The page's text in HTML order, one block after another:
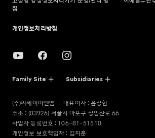
침
개인정보처리방침
Family Site Subsidiaries
(주)씨제이이엔엠
대표이사 : 윤상현
주소 : (03926) 서울시 마포구 상암산로 66
사업자 등록번호 : 106-81-51510
개인정보 보호책임자 : 김지훈